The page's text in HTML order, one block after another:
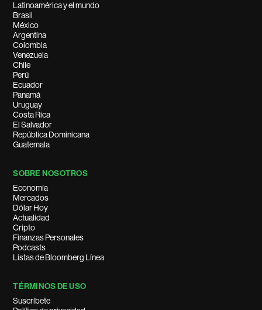
Latinoamérica y el mundo
Brasil
México
Argentina
Colombia
Venezuela
Chile
Perú
Ecuador
Panamá
Uruguay
Costa Rica
El Salvador
República Dominicana
Guatemala
SOBRE NOSOTROS
Economía
Mercados
Dólar Hoy
Actualidad
Cripto
Finanzas Personales
Podcasts
Listas de Bloomberg Línea
TÉRMINOS DE USO
Suscríbete